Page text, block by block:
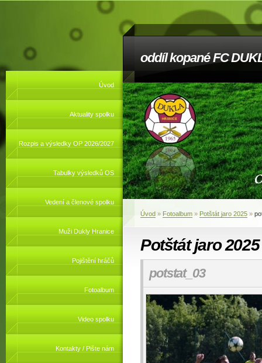
oddíl kopané FC
Úvod
Aktuality spolku
Rozpis a výsledky OP 2026/2027
Tabulky výsledků OS
Vedení a členové spolku
Muži Dukly Hranice
Pojištění hráčů
Fotoalbum
Video spolku
Kontakty / Pište nám
Úvod » Fotoalbum » Potštát jaro 2025 »
Potštát jaro 2025
potstat_03